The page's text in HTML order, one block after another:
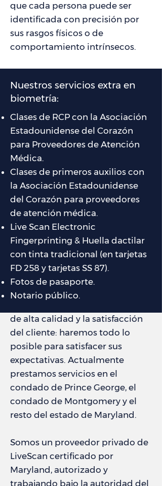
que cada persona puede ser
identificada con precisión por
sus rasgos físicos o de
comportamiento intrínsecos.
de alta calidad y la satisfacción
del cliente: haremos todo lo
posible para satisfacer sus
expectativas. Actualmente
prestamos servicios en el
condado de Prince George, el
condado de Montgomery y el
resto del estado de Maryland.
Somos un proveedor privado de
LiveScan certificado por
Maryland, autorizado y
trabajando bajo la autoridad del
Nuestros servicios extra en
biometría:
Clases de RCP con la Asociación
Estadounidense del Corazón
para Proveedores de Atención
Médica.
Clases de primeros auxilios con
la Asociación Estadounidense
del Corazón para proveedores
de atención médica.
Live Scan Electronic
Fingerprinting & Huella dactilar
con tinta tradicional (en tarjetas
FD 258 y tarjetas SS 87).
Fotos de pasaporte.
Notario público.